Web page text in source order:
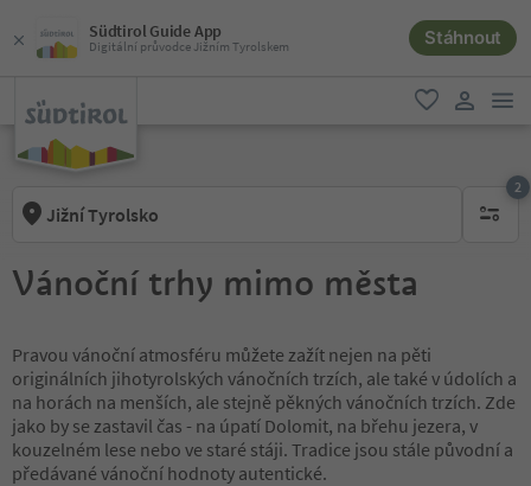
Südtirol Guide App
Digitální průvodce Jižním Tyrolskem Stáhnout
oblíbené
Jižní Tyrolsko
2
Vánoční trhy mimo města
Pravou vánoční atmosféru můžete zažít nejen na pěti
originálních jihotyrolských vánočních trzích, ale také v údolích a
na horách na menších, ale stejně pěkných vánočních trzích. Zde
jako by se zastavil čas - na úpatí Dolomit, na břehu jezera, v
kouzelném lese nebo ve staré stáji. Tradice jsou stále původní a
předávané vánoční hodnoty autentické.